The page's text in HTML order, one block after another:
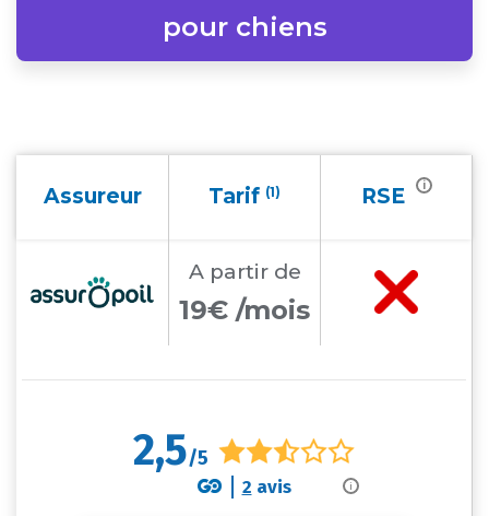
pour chiens
Assureur Tarif (1) RSE i
A partir de
19€ /mois
i
2,5/5
2 avis